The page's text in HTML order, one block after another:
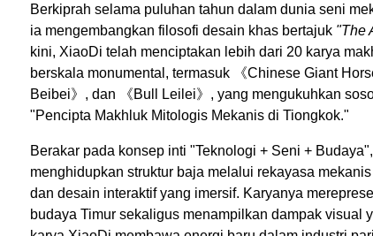
Berkiprah selama puluhan tahun dalam dunia seni
ia mengembangkan filosofi desain khas bertajuk "The
kini, XiaoDi telah menciptakan lebih dari 20 karya
berskala monumental, termasuk 《Chinese Giant
Beibei》, dan 《Bull Leilei》, yang mengukuhkan
"Pencipta Makhluk Mitologis Mekanis di Tiongkok."
Berakar pada konsep inti "Teknologi + Seni +
menghidupkan struktur baja melalui rekayasa
dan desain interaktif yang imersif. Karyanya
budaya Timur sekaligus menampilkan dampak visual